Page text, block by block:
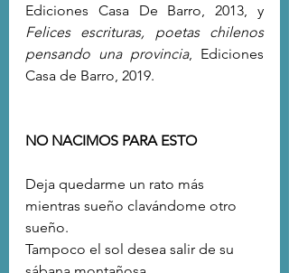
Felices escrituras, poetas chilenos
pensando una provincia, Ediciones
Casa de Barro, 2019.
NO NACIMOS PARA ESTO
Deja quedarme un rato más
mientras sueño clavándome otro
sueño.
Tampoco el sol desea salir de su